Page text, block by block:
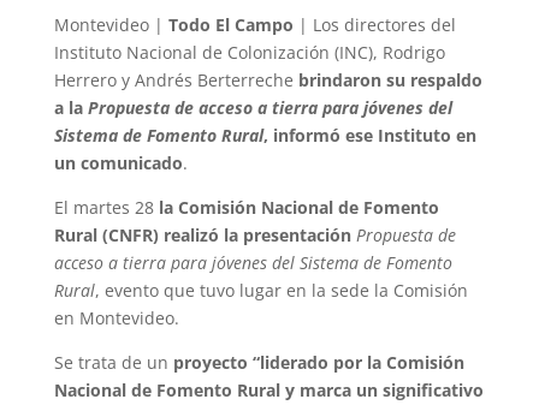
Montevideo | Todo El Campo | Los directores del
Instituto Nacional de Colonización (INC), Rodrigo
Herrero y Andrés Berterreche brindaron su respaldo
a la Propuesta de acceso a tierra para jóvenes del
Sistema de Fomento Rural, informó ese Instituto en
un comunicado.
El martes 28 la Comisión Nacional de Fomento
Rural (CNFR) realizó la presentación Propuesta de
acceso a tierra para jóvenes del Sistema de Fomento
Rural, evento que tuvo lugar en la sede la Comisión
en Montevideo.
Se trata de un proyecto “liderado por la Comisión
Nacional de Fomento Rural y marca un significativo